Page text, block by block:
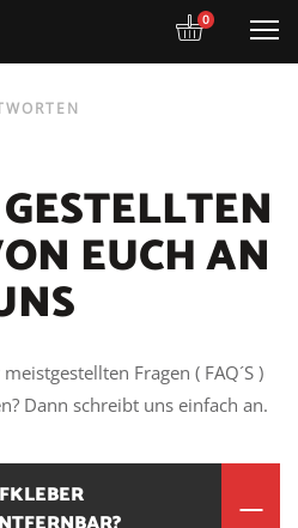
0
EUCH AN
Fragen ( FAQ´S )
Dann schreibt uns einfach an.